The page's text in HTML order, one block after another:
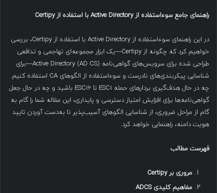
راهنمای جامع سوءاستفاده ازActive Directory با استفاده ازCertipy
در این راهنمای سوءاستفاده از Active Directory با استفاده از Certipy، بررسی
خواهیم کرد که چگونه از Certipy—یک ابزار مجموعه‌ای تهاجمی و تدافعی
طراحی شده برای سرویس‌های گواهی‌نامه Active Directory (AD CS)—برای
شناسایی پیکربندی‌های نادرست و سوءاستفاده از الگوهای CA استفاده کنیم.
چه در حال هدف‌گیری بردارهای حمله ESC1 تا ESC16 باشید و چه در حال جعل
گواهی‌نامه‌ها برای افزایش امتیاز دسترسی و پایداری، این مقاله شما را گام به
گام از مراحل ضروری، از شناسایی الگوهای آسیب‌پذیر تا به‌دست آوردن تایید
هویت دامنه، راهنمایی خواهد کرد.
فهرست مطالب
مروری برCertipy
مفاهیم کلیدی ADCS